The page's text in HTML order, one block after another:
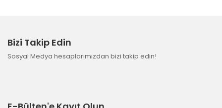
Bizi Takip Edin
Sosyal Medya hesaplarımızdan bizi takip edin!